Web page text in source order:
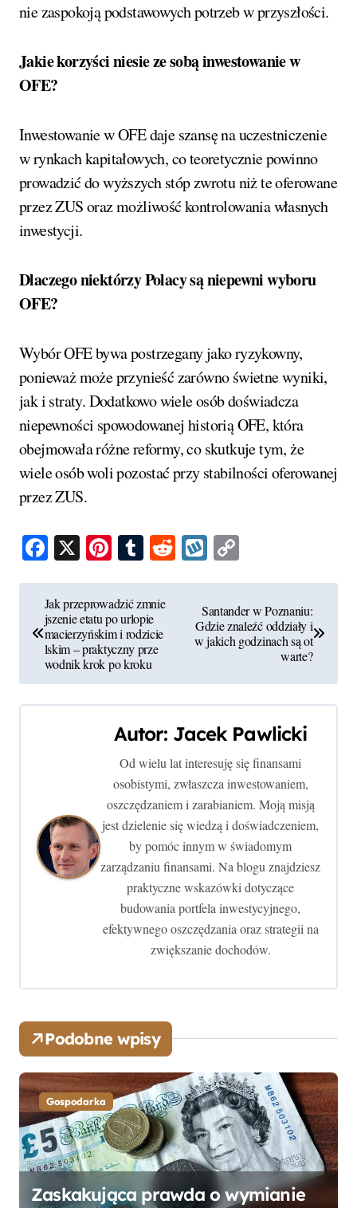
nie zaspokoją podstawowych potrzeb w przyszłości.
Jakie korzyści niesie ze sobą inwestowanie w
OFE?
Inwestowanie w OFE daje szansę na uczestniczenie
w rynkach kapitałowych, co teoretycznie powinno
prowadzić do wyższych stóp zwrotu niż te oferowane
przez ZUS oraz możliwość kontrolowania własnych
inwestycji.
Dlaczego niektórzy Polacy są niepewni wyboru
OFE?
Wybór OFE bywa postrzegany jako ryzykowny,
ponieważ może przynieść zarówno świetne wyniki,
jak i straty. Dodatkowo wiele osób doświadcza
niepewności spowodowanej historią OFE, która
obejmowała różne reformy, co skutkuje tym, że
wiele osób woli pozostać przy stabilności oferowanej
przez ZUS.
Facebook
X Pinterest
Tumblr
RedditWykop
a
i
s
u
Jak przeprowadzić zmnie
jszenie etatu po urlopie
macierzyńskim i rodzicie
lskim – praktyczny prze
wodnik krok po kroku
Santander w Poznaniu:
Gdzie znaleźć oddziały i
w jakich godzinach są ot
warte?
Autor: Jacek Pawlicki
Od wielu lat interesuję się finansami
osobistymi, zwłaszcza inwestowaniem,
oszczędzaniem i zarabianiem. Moją misją
jest dzielenie się wiedzą i doświadczeniem,
by pomóc innym w świadomym
zarządzaniu finansami. Na blogu znajdziesz
praktyczne wskazówki dotyczące
budowania portfela inwestycyjnego,
efektywnego oszczędzania oraz strategii na
zwiększanie dochodów.
Podobne wpisy
Gospodarka
Zaskakująca prawda o wymianie